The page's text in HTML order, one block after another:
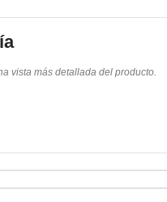
vista más detallada del producto.